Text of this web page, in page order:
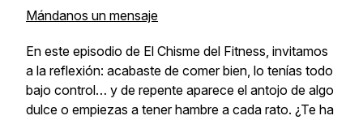
Mándanos un mensaje
En este episodio de El Chisme del Fitness, invitamos
a la reflexión: acabaste de comer bien, lo tenías todo
bajo control… y de repente aparece el antojo de algo
dulce o empiezas a tener hambre a cada rato. ¿Te ha